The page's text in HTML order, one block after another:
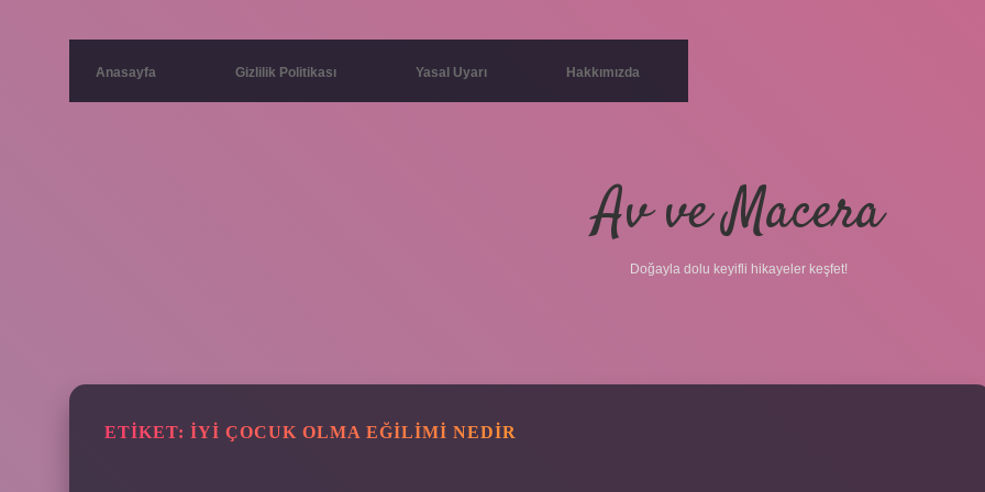
Anasayfa Gizlilik Politikası Yasal Uyarı Hakkımızda
Av ve Macera
Doğayla dolu keyifli hikayeler keşfet!
ETIKET: İYI ÇOCUK OLMA EĞILIMI NEDIR